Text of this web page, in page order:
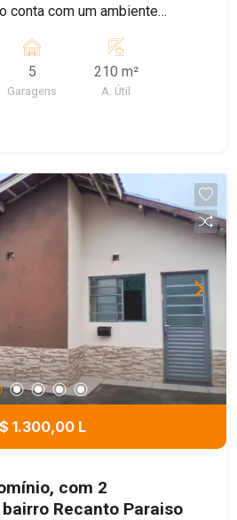
mais conforto para
de energia solar, garantindo
Agende uma
5
Garagens
210 m²
A. Útil
1.300,00 L
com 2
Recanto Paraiso